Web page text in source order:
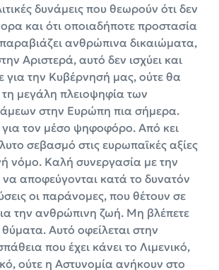
δυνάμεις που θεωρούν ότι δεν
και ότι οποιαδήποτε προστασία
ανθρώπινα δικαιώματα,
Αριστερά, αυτό δεν ισχύει και
για την Κυβέρνησή μας, ούτε θα
μεγάλη πλειοψηφία των
στην Ευρώπη πια σήμερα.
για τον μέσο ψηφοφόρο. Από κει
σεβασμό στις ευρωπαϊκές αξίες
νόμο. Καλή συνεργασία με την
αποφεύγονται κατά το δυνατόν
οι παράνομες, που θέτουν σε
την ανθρώπινη ζωή. Μη βλέπετε
θύματα. Αυτό οφείλεται στην
που έχει κάνει το Λιμενικό,
ούτε η Αστυνομία ανήκουν στο